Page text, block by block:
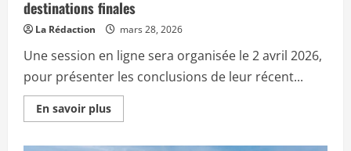
destinations finales
La Rédaction mars 28, 2026
Une session en ligne sera organisée le 2 avril 2026,
pour présenter les conclusions de leur récent...
En savoir plusE
n